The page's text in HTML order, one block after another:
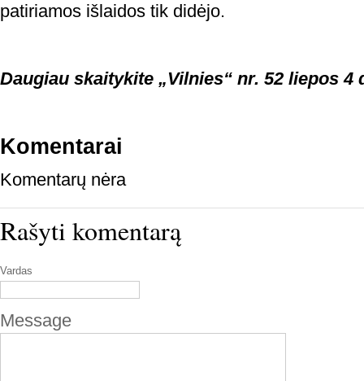
patiriamos išlaidos tik didėjo.
Daugiau skaitykite „Vilnies“ nr. 52 liepos 4
Komentarai
Komentarų nėra
Rašyti komentarą
Vardas
Message